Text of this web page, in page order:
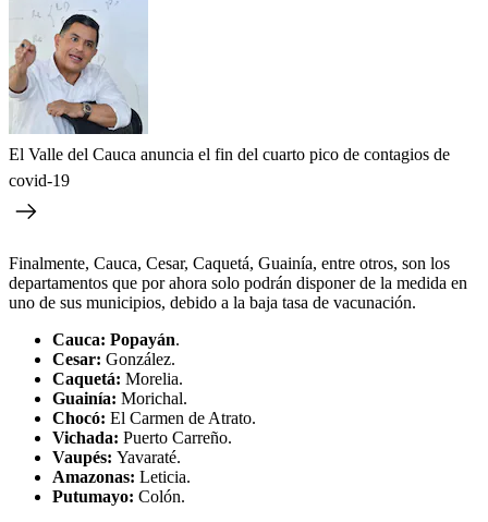
El Valle del Cauca anuncia el fin del cuarto pico de contagios de
covid-19
Finalmente, Cauca, Cesar, Caquetá, Guainía, entre otros, son los
departamentos que por ahora solo podrán disponer de la medida en
uno de sus municipios, debido a la baja tasa de vacunación.
Cauca: Popayán.
Cesar: González.
Caquetá: Morelia.
Guainía: Morichal.
Chocó: El Carmen de Atrato.
Vichada: Puerto Carreño.
Vaupés: Yavaraté.
Amazonas: Leticia.
Putumayo: Colón.